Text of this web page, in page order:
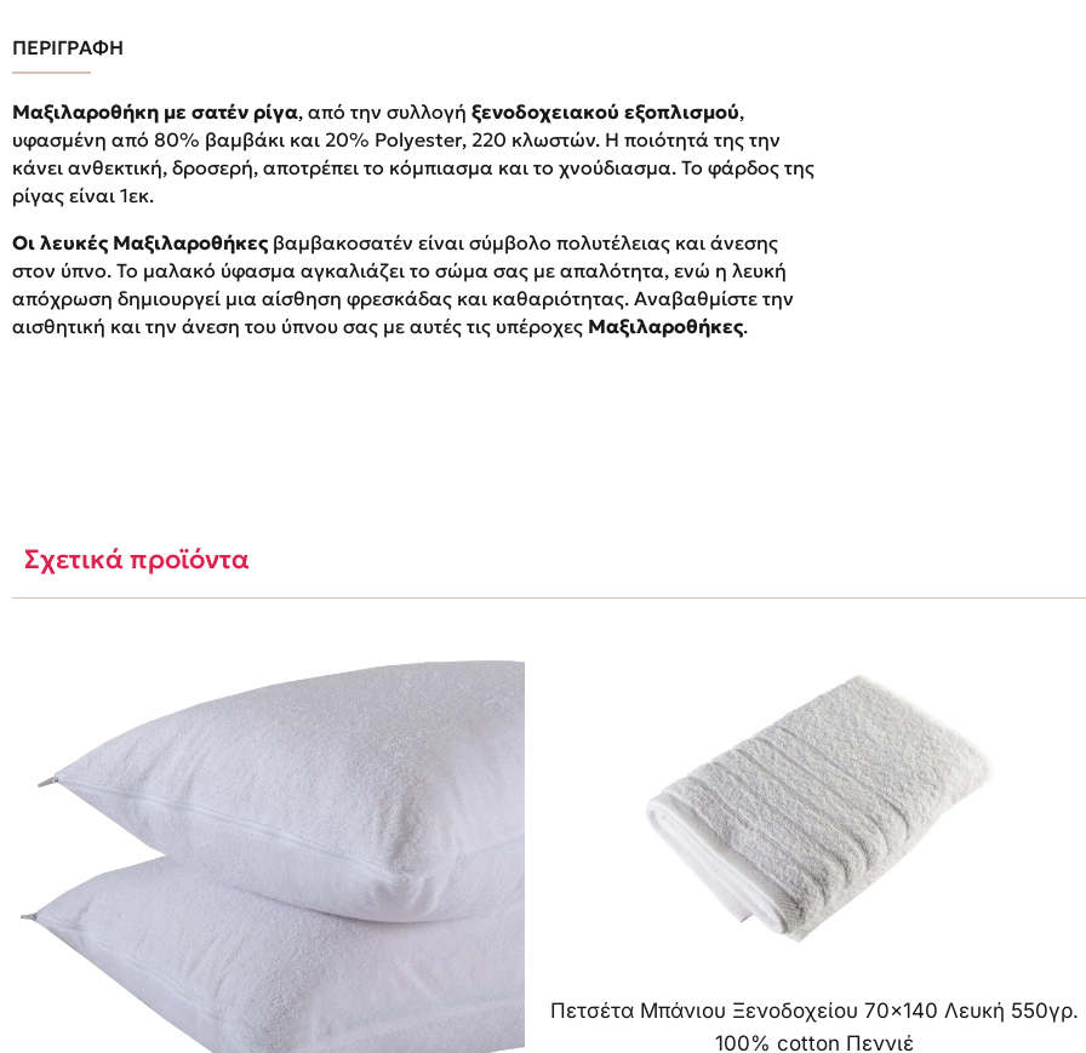
ΠΕΡΙΓΡΑΦΗ
Μαξιλαροθήκη με σατέν ρίγα, από την συλλογή ξενοδοχειακού εξοπλισμού,
υφασμένη από 80% βαμβάκι και 20% Polyester, 220 κλωστών. Η ποιότητά της την
κάνει ανθεκτική, δροσερή, αποτρέπει το κόμπιασμα και το χνούδιασμα. Το φάρδος της
ρίγας είναι 1εκ.
Οι λευκές Μαξιλαροθήκες βαμβακοσατέν είναι σύμβολο πολυτέλειας και άνεσης
στον ύπνο. Το μαλακό ύφασμα αγκαλιάζει το σώμα σας με απαλότητα, ενώ η λευκή
απόχρωση δημιουργεί μια αίσθηση φρεσκάδας και καθαριότητας. Αναβαθμίστε την
αισθητική και την άνεση του ύπνου σας με αυτές τις υπέροχες Μαξιλαροθήκες.
Σχετικά προϊόντα
Πετσέτα Mπάνιου Ξενοδοχείου 70×140 Λευκή 550γρ.
100% cotton Πεννιέ